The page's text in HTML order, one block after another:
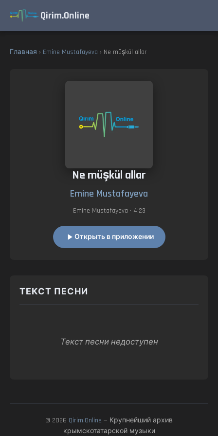
Qirim.Online
Главная › Emine Mustafayeva › Ne müşkül allar
Ne müşkül allar
Emine Mustafayeva
Emine Mustafayeva • 4:23
Открыть в приложении
ТЕКСТ ПЕСНИ
Текст песни недоступен
© 2026 Qirim.Online — Крупнейший архив
крымскотатарской музыки